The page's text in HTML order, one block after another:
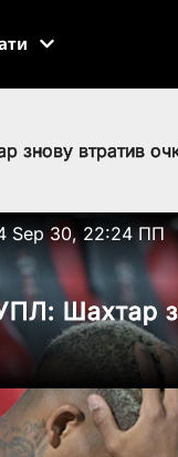
знову втратив
Sep 30, 22:24 ПП
Шахтар